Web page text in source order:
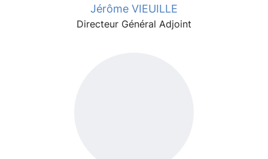
Jérôme VIEUILLE
Directeur Général Adjoint